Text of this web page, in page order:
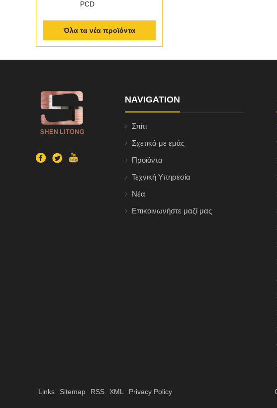
PCD
Όλα τα νέα προϊόντα
NAVIGATION
Σπίτι
Σχετικά με εμάς
Προϊόντα
Τεχνική Υπηρεσία
Νέα
Επικοινωνήστε μαζί μας
Links Sitemap RSS XML Privacy Policy